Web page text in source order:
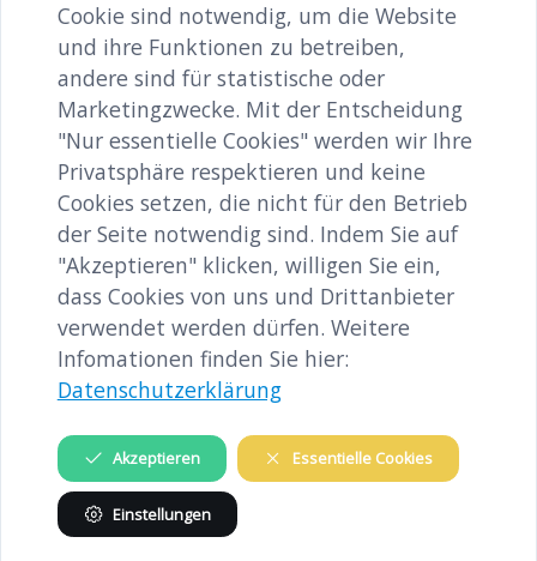
Gedenkstätte
Verein
INFORMATIONEN
Verein
Partner
Impressum
Kontakt
KZ-Gedenkstätte Melk
Cookie sind notwendig, um die Website
und ihre Funktionen zu betreiben,
andere sind für statistische oder
Marketingzwecke. Mit der Entscheidung
"Nur essentielle Cookies" werden wir Ihre
Privatsphäre respektieren und keine
Cookies setzen, die nicht für den Betrieb
der Seite notwendig sind. Indem Sie auf
"Akzeptieren" klicken, willigen Sie ein,
dass Cookies von uns und Drittanbieter
verwendet werden dürfen. Weitere
Infomationen finden Sie hier:
Datenschutzerklärung
Akzeptieren Essentielle Cookies
Einstellungen